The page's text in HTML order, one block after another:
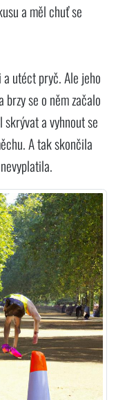
a měl chuť se
utéct pryč. Ale jeho
se o něm začalo
skrývat a vyhnout se
A tak skončila